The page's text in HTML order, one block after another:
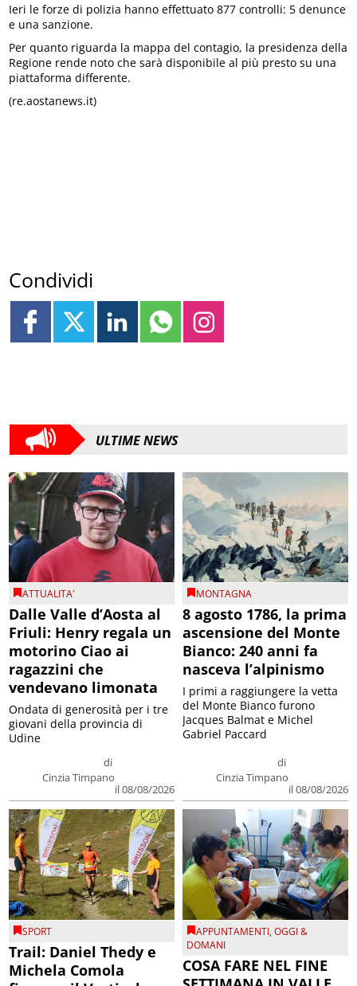
Ieri le forze di polizia hanno effettuato 877 controlli: 5 denunce
e una sanzione.
Per quanto riguarda la mappa del contagio, la presidenza della
Regione rende noto che sarà disponibile al più presto su una
piattaforma differente.
(re.aostanews.it)
Condividi
ULTIME NEWS
ATTUALITA'
Dalle Valle d’Aosta al
Friuli: Henry regala un
motorino Ciao ai
ragazzini che
vendevano limonata
di
Cinzia Timpano
il 08/08/2026
Ondata di generosità per i tre
giovani della provincia di
Udine
MONTAGNA
8 agosto 1786, la prima
ascensione del Monte
Bianco: 240 anni fa
nasceva l’alpinismo
di
Cinzia Timpano
il 08/08/2026
I primi a raggiungere la vetta
del Monte Bianco furono
Jacques Balmat e Michel
Gabriel Paccard
SPORT
Trail: Daniel Thedy e
Michela Comola
APPUNTAMENTI,OGGI &
DOMANI
COSA FARE NEL FINE